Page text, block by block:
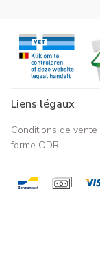
Liens légaux
Conditions de vente
forme ODR